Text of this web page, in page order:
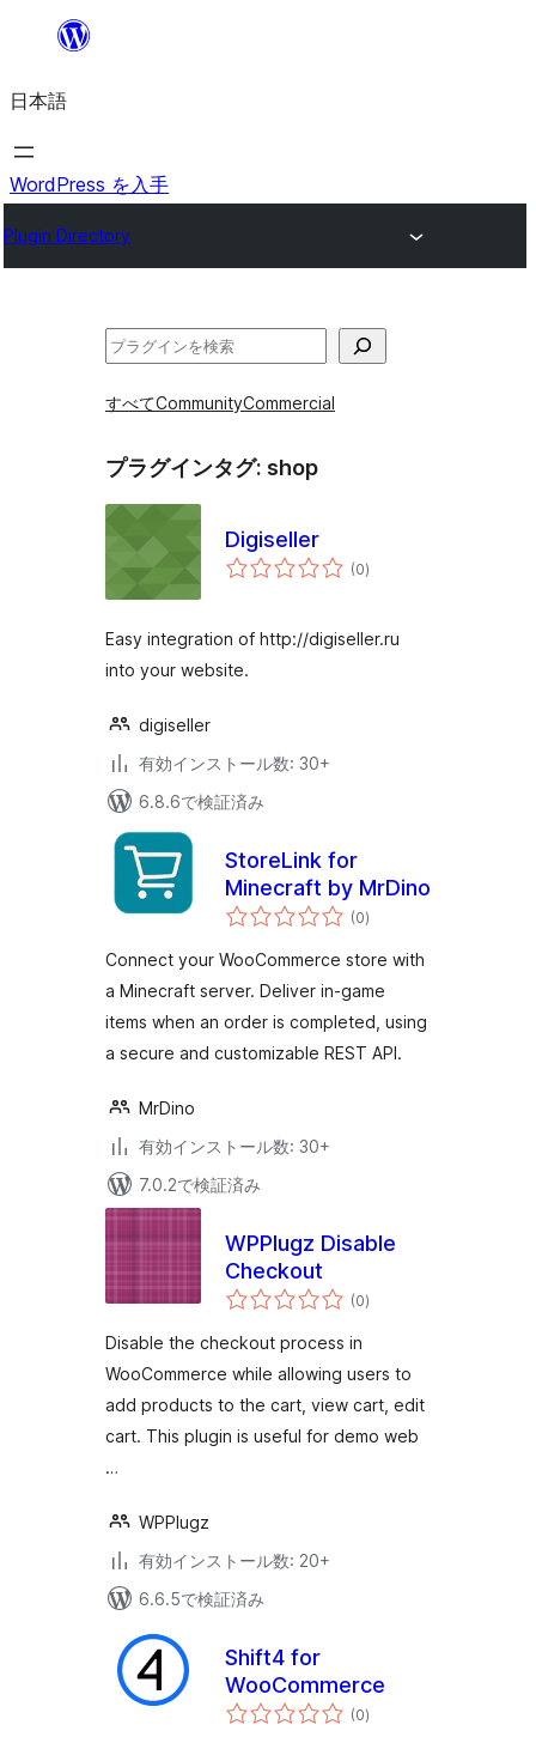
を
ス
キ
プ
日本語
WordPress を入手
Plugin Directory
検
すべてCommunityCommercial
プラグインタグ: shop
Digiseller
(0個
の)
Easy integration of http://digiseller.ru
into your website.
digiseller
有効インストール数: 30+
6.8.6で検証済み
StoreLink for
Minecraft by MrDino
(0個
の
価
)
Connect your WooCommerce store with
a Minecraft server. Deliver in-game
items when an order is completed, using
a secure and customizable REST API.
MrDino
有効インストール数: 30+
7.0.2で検証済み
WPPlugz Disable
Checkout
(0個
の)
Disable the checkout process in
WooCommerce while allowing users to
add products to the cart, view cart, edit
cart. This plugin is useful for demo web
…
WPPlugz
有効インストール数: 20+
6.6.5で検証済み
Shift4 for
WooCommerce
(0個
の)